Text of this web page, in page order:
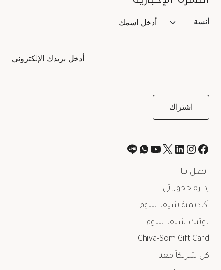
اتصل بنا
إدارة حجوزاتي
أكاديمية شيفا-سوم
بوتيك شيفا-سوم
Chiva-Som Gift Card
كن شريكاً معنا
Salutation